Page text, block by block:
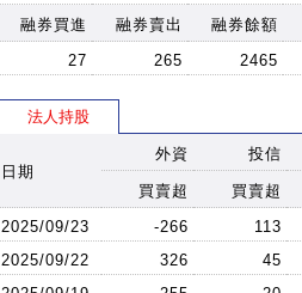
融券買進
融券賣出 融券餘額
27
265 2465
法人持股
日期
外資 投信
買賣超 買賣超
2025/09/23
-266 113
2025/09/22
326 45